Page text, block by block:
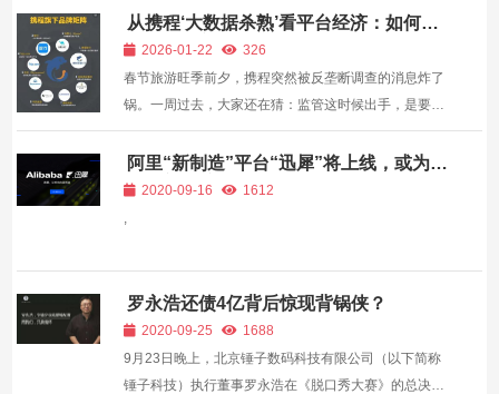
速增长，大幅拉近了与领头羊的距离，行业竞争愈发激
烈。 市场调研机构TrendForce在13日公布的最新数据
显示，去年...
从携程‘大数据杀熟’看平台经济：如何做
大又不失底线？
2026-01-22
326
春节旅游旺季前夕，携程突然被反垄断调查的消息炸了
锅。一周过去，大家还在猜：监管这时候出手，是要狠
狠敲打这个OTA霸主吗？其实比起揣测用意，更该思考
的是：平台做大之后，怎么才能不“店大欺客”？ 监管公
告一出来，资本市场立刻慌了神。携程美股当晚暴跌
阿里“新制造”平台“迅犀”将上线，或为阿
里保密3年新业务
2020-09-16
1612
,
罗永浩还债4亿背后惊现背锅侠？
2020-09-25
1688
9月23日晚上，北京锤子数码科技有限公司（以下简称
锤子科技）执行董事罗永浩在《脱口秀大赛》的总决赛